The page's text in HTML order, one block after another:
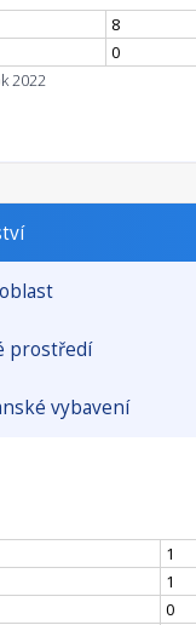
8
0
2022
prostředí
vybavení
1
1
0